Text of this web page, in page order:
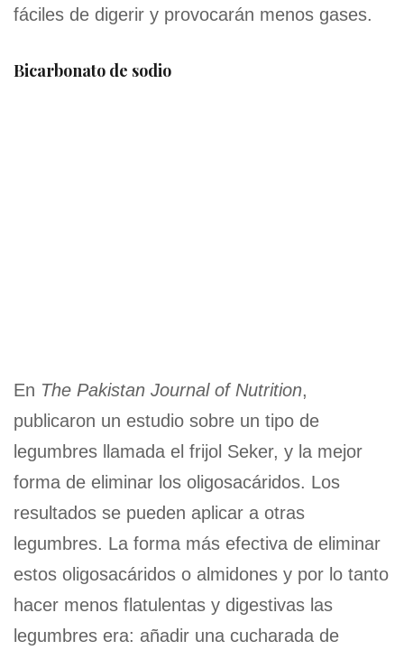
fáciles de digerir y provocarán menos gases.
Bicarbonato de sodio
En The Pakistan Journal of Nutrition,
publicaron un estudio sobre un tipo de
legumbres llamada el frijol Seker, y la mejor
forma de eliminar los oligosacáridos. Los
resultados se pueden aplicar a otras
legumbres. La forma más efectiva de eliminar
estos oligosacáridos o almidones y por lo tanto
hacer menos flatulentas y digestivas las
legumbres era: añadir una cucharada de